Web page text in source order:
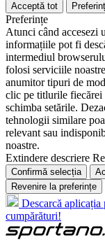
Acceptă tot
Preferințe
Atunci când accesezi
informațiile pot fi
intermediul
folosi serviciile
anumitor tipuri de
clic pe titlurile fiecărei
schimba setările.
tehnologii similare
relevant sau
noastre.
Extindere descriere
Confirmă selecția
Revenire la preferințe
Descarcă aplicația
cumpărături!